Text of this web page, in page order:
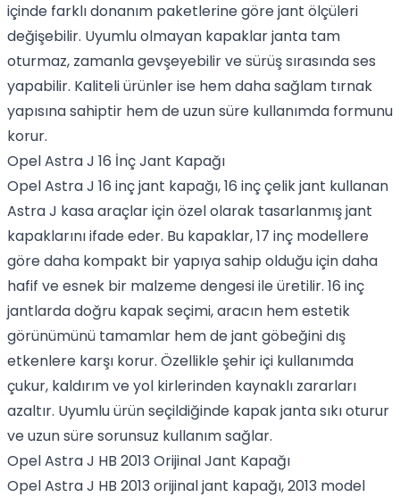
içinde farklı donanım paketlerine göre jant ölçüleri
değişebilir. Uyumlu olmayan kapaklar janta tam
oturmaz, zamanla gevşeyebilir ve sürüş sırasında ses
yapabilir. Kaliteli ürünler ise hem daha sağlam tırnak
yapısına sahiptir hem de uzun süre kullanımda formunu
korur.
Opel Astra J 16 İnç Jant Kapağı
Opel Astra J 16 inç jant kapağı, 16 inç çelik jant kullanan
Astra J kasa araçlar için özel olarak tasarlanmış jant
kapaklarını ifade eder. Bu kapaklar, 17 inç modellere
göre daha kompakt bir yapıya sahip olduğu için daha
hafif ve esnek bir malzeme dengesi ile üretilir. 16 inç
jantlarda doğru kapak seçimi, aracın hem estetik
görünümünü tamamlar hem de jant göbeğini dış
etkenlere karşı korur. Özellikle şehir içi kullanımda
çukur, kaldırım ve yol kirlerinden kaynaklı zararları
azaltır. Uyumlu ürün seçildiğinde kapak janta sıkı oturur
ve uzun süre sorunsuz kullanım sağlar.
Opel Astra J HB 2013 Orijinal Jant Kapağı
Opel Astra J HB 2013 orijinal jant kapağı, 2013 model